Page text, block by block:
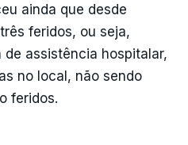
ainda que desde
feridos, ou seja,
assistência hospitalar,
no local, não sendo
feridos.